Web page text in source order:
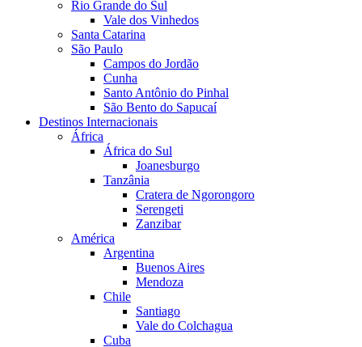
Rio Grande do Sul
Vale dos Vinhedos
Santa Catarina
São Paulo
Campos do Jordão
Cunha
Santo Antônio do Pinhal
São Bento do Sapucaí
Destinos Internacionais
África
África do Sul
Joanesburgo
Tanzânia
Cratera de Ngorongoro
Serengeti
Zanzibar
América
Argentina
Buenos Aires
Mendoza
Chile
Santiago
Vale do Colchagua
Cuba